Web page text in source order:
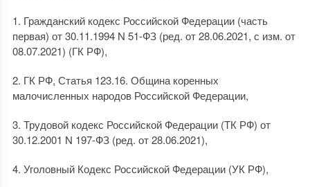
1. Гражданский кодекс Российской Федерации (часть
первая) от 30.11.1994 N 51-ФЗ (ред. от 28.06.2021, с изм. от
08.07.2021) (ГК РФ),
2. ГК РФ, Статья 123.16. Община коренных
малочисленных народов Российской Федерации,
3. Трудовой кодекс Российской Федерации (ТК РФ) от
30.12.2001 N 197-ФЗ (ред. от 28.06.2021),
4. Уголовный Кодекс Российской Федерации (УК РФ),